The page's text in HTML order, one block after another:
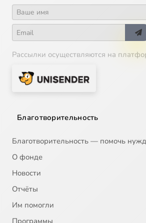
Рассылки осуществляются на
Благотворительность
Благотворительность — помочь
О фонде
Новости
Отчёты
Им помогли